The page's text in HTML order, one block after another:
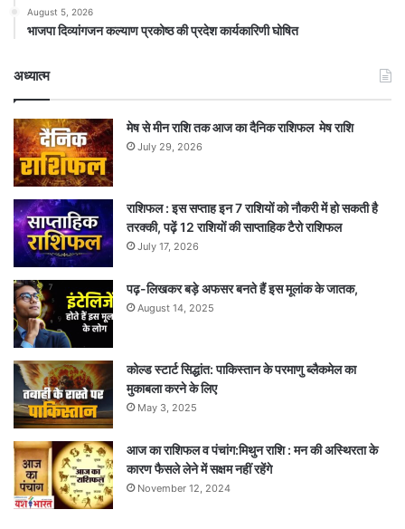
August 5, 2026
भाजपा दिव्यांगजन कल्याण प्रकोष्ठ की प्रदेश कार्यकारिणी घोषित
अध्यात्म
मेष से मीन राशि तक आज का दैनिक राशिफल मेष राशि
July 29, 2026
राशिफल : इस सप्ताह इन 7 राशियों को नौकरी में हो सकती है
तरक्की, पढ़ें 12 राशियों की साप्ताहिक टैरो राशिफल
July 17, 2026
पढ़-लिखकर बड़े अफसर बनते हैं इस मूलांक के जातक,
August 14, 2025
कोल्ड स्टार्ट सिद्धांत: पाकिस्तान के परमाणु ब्लैकमेल का
मुकाबला करने के लिए
May 3, 2025
आज का राशिफल व पंचांग:मिथुन राशि : मन की अस्थिरता के
कारण फैसले लेने में सक्षम नहीं रहेंगे
November 12, 2024